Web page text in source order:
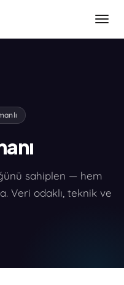
sahiplen — hem
Veri odaklı, teknik ve